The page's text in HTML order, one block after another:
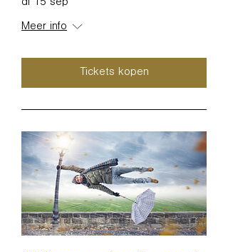
di 15 sep
Meer info
Tickets kopen